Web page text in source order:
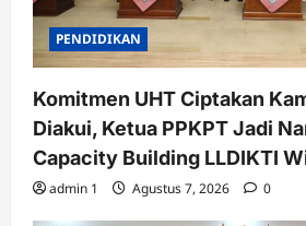
PENDIDIKAN
Komitmen UHT Ciptakan
Diakui, Ketua PPKPT Jadi
Capacity Building LLDIKTI
admin 1 Agustus 7, 2026 0